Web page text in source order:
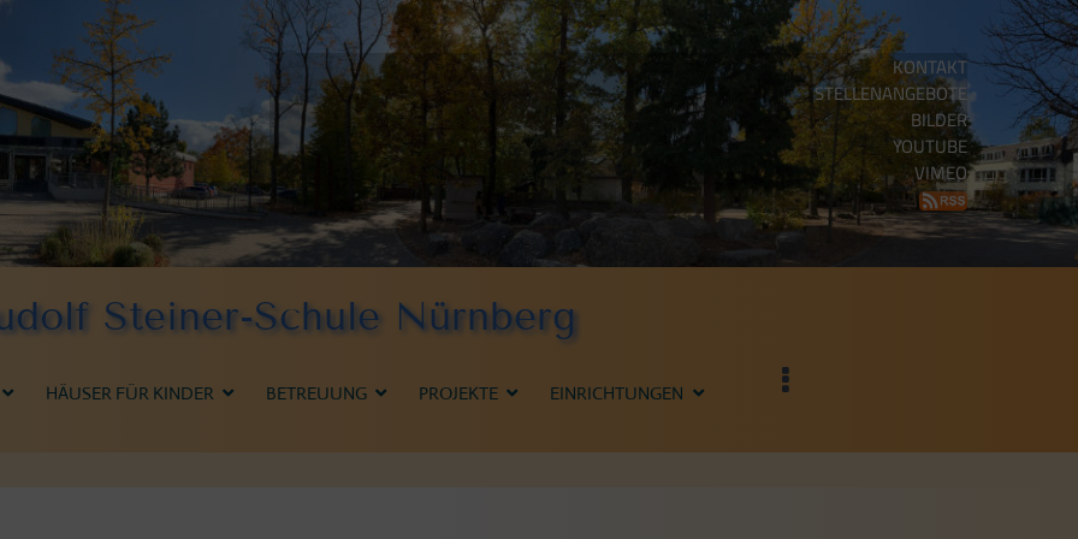
KONTAKT
STELLENANGEBOTE
BILDER
YOUTUBE
VIMEO
Steiner-Schule Nürnberg
HÄUSER FÜR KINDER BETREUUNG PROJEKTE EINRICHTUNGEN